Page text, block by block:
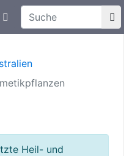
Aktuelle Meldungen
Suchtexteingabe
Heil- und